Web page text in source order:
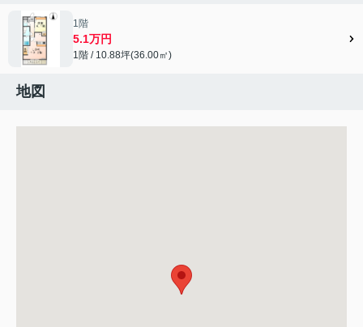
1階
5.1万円
1階 / 10.88坪(36.00㎡)
地図